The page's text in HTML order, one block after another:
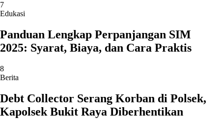
7
Edukasi
Panduan Lengkap Perpanjangan SIM
2025: Syarat, Biaya, dan Cara Praktis
8
Berita
Debt Collector Serang Korban di Polsek,
Kapolsek Bukit Raya Diberhentikan